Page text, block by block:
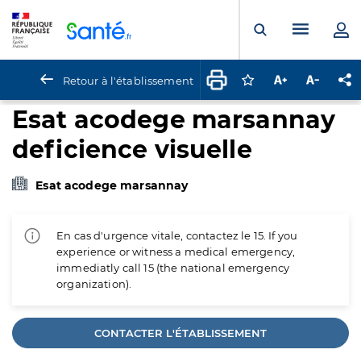
Ouvrir laMenu
Retour à l'établissement Connectez-vous
Augmenter la
Esat acodege marsannay
deficience visuelle
Esat acodege marsannay
En cas d'urgence vitale, contactez le 15. If you
experience or witness a medical emergency,
immediatly call 15 (the national emergency
organization).
CONTACTER L'ÉTABLISSEMENT